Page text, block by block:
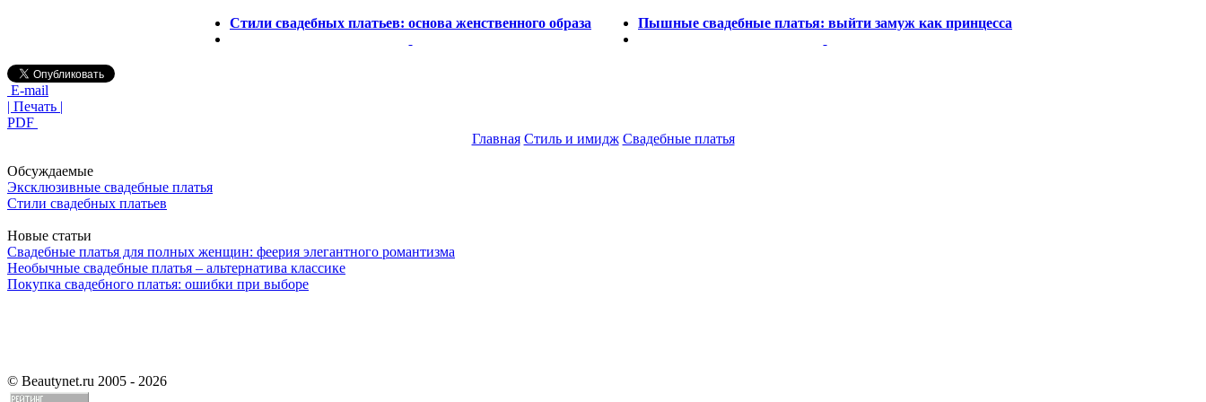
Стили свадебных платьев: основа женственного образа Пышные свадебные платья: выйти замуж как принцесса
E-mail
| Печать |
PDF
Главная Стиль и имидж Свадебные платья
Обсуждаемые
Эксклюзивные свадебные платья
Стили свадебных платьев
Новые статьи
Свадебные платья для полных женщин: феерия элегантного романтизма
Необычные свадебные платья – альтернатива классике
Покупка свадебного платья: ошибки при выборе
© Beautynet.ru 2005 - 2026